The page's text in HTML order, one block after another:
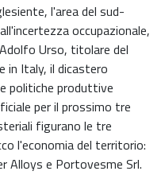
l'area del sud-
occupazionale,
Urso, titolare del
in Italy, il dicastero
politiche produttive
per il prossimo tre
figurano le tre
l'economia del territorio:
Alloys e Portovesme Srl.